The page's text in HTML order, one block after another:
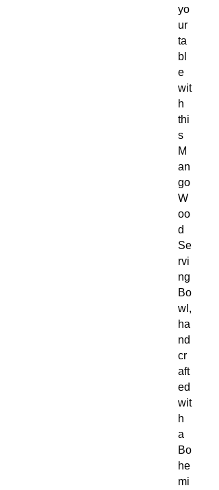
yo
ur
ta
bl
e
wit
h
thi
s
M
an
go
W
oo
d
Se
rvi
ng
Bo
wl,
ha
nd
cr
aft
ed
wit
h
a
Bo
he
mi